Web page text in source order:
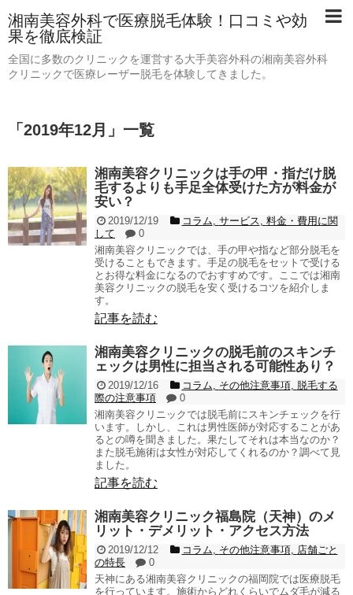
湘南美容外科で医療脱毛体験！口コミや効
果を徹底検証
全国に多数のクリニックを運営する大手美容外科の湘南美容外科
クリニックで医療レーザー脱毛を体験してきました。
「 2019年12月 」 一覧
湘南美容クリニックは手の甲・指だけ脱
毛するよりも手足全体受けた方が料金が
安い？
2019/12/19 コラム サービス
料金・費用に関
して
0
湘南美容クリニックでは、手の甲や指など部分脱毛を
受けることもできます。手足の脱毛をセットで受ける
とお得な料金になるのでおすすめです。ここでは湘南
美容クリニックの脱毛を安く受けるコツを紹介しま
す。
記事を読む
湘南美容クリニックの脱毛前のスキンチ
ェックは男性に担当される可能性あり？
2019/12/16 コラム その他注意事項,
脱毛する
際の注意事項
0
湘南美容クリニックでは脱毛前にスキンチェックを行
います。しかし、これは男性医師が対応することがあ
るとの噂を聞きました。果たしてそれは本当なのか？
また脱毛施術は女性が対応してくれるのか？調べて見
ました。
記事を読む
湘南美容クリニック福島院（天神）のメ
リット・デメリット・アクセス方法
2019/12/12 コラム その他注意事項,
店舗ごと
の特長
0
天神にある湘南美容クリニックの福岡院では医療脱毛
を行っています。施術からどれくらいでムダ毛が減る